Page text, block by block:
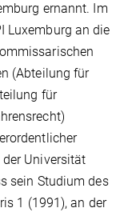
ernannt. Im
Luxemburg an die
(Abteilung für
für
Universität
sein Studium des
1 (1991), an der